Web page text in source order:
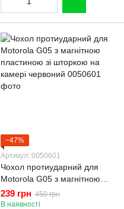
−47%
Артикул: 0050601
Чохол протиударний для
Motorola G05 з магнітною
пластиною зі шторкою на
камері червоний
239 грн 450 грн
В наявності